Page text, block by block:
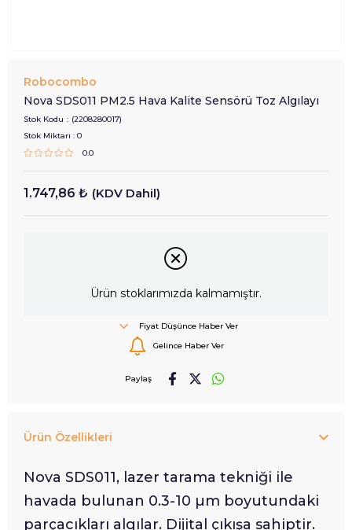
Robocombo
Nova SDS011 PM2.5 Hava Kalite Sensörü Toz Algılayı
Stok Kodu
(2208280017)
Stok Miktarı : 0
0.0
1.747,86 ₺ (KDV Dahil)
Ürün stoklarımızda kalmamıştır.
Fiyat Düşünce Haber Ver
Gelince Haber Ver
Paylaş
Ürün Özellikleri
Nova SDS011, lazer tarama tekniği ile
havada bulunan 0.3-10 µm boyutundaki
parçacıkları algılar. Dijital çıkışa sahiptir.